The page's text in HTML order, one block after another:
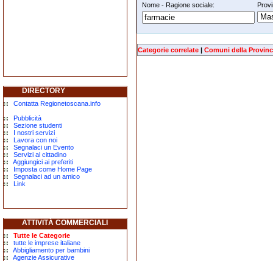
DIRECTORY
Contatta Regionetoscana.info
Pubblicità
Sezione studenti
I nostri servizi
Lavora con noi
Segnalaci un Evento
Servizi al cittadino
Aggiungici ai preferiti
Imposta come Home Page
Segnalaci ad un amico
Link
ATTIVITÀ COMMERCIALI
Tutte le Categorie
tutte le imprese italiane
Abbigliamento per bambini
Agenzie Assicurative
Nome - Ragione sociale:
farmacie peccioli
Categorie correlate | Comuni della